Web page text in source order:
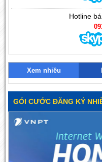
Hotline
Xem nhiều
GÓI CƯỚC ĐĂNG KÝ